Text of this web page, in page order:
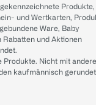
Produkte,
und Wertkarten,
Ware, Baby
und Aktionen
Produkte. Nicht mit
kaufmännisch